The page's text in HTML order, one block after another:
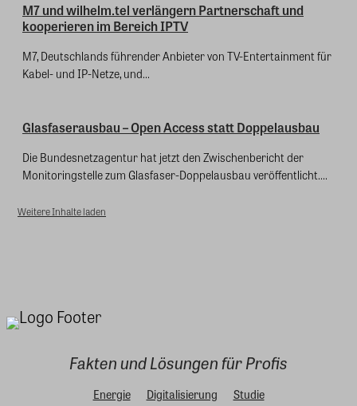
M7 und wilhelm.tel verlängern Partnerschaft und
kooperieren im Bereich IPTV
M7, Deutschlands führender Anbieter von TV-Entertainment für
Kabel- und IP-Netze, und...
Glasfaserausbau – Open Access statt Doppelausbau
Die Bundesnetzagentur hat jetzt den Zwischenbericht der
Monitoringstelle zum Glasfaser-Doppelausbau veröffentlicht....
Weitere Inhalte laden
Fakten und Lösungen für Profis
Energie Digitalisierung
Studie